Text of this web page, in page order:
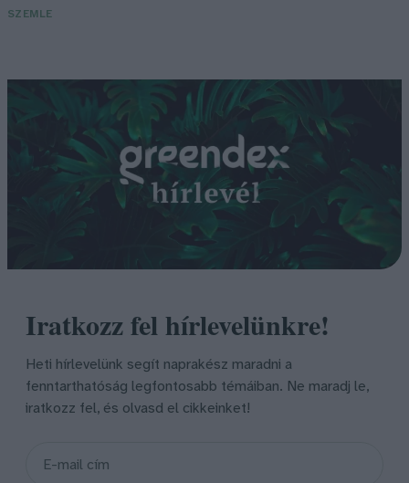
SZEMLE
Iratkozz fel hírlevelünkre!
Heti hírlevelünk segít naprakész maradni a
fenntarthatóság legfontosabb témáiban. Ne maradj le,
iratkozz fel, és olvasd el cikkeinket!